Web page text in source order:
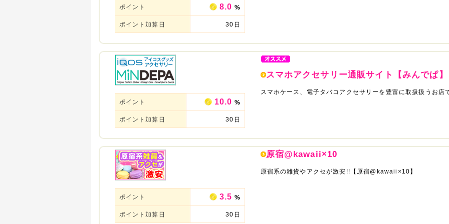
ポイント 8.0 %
ポイント加算日 30日
ポイント 10.0 %
ポイント加算日 30日
スマホアクセサリー通販サイト【みんでぱ】
スマホケース、電子タバコアクセサリーを豊富に取扱扱うお店
ポイント 3.5 %
ポイント加算日 30日
原宿@kawaii×10
原宿系の雑貨やアクセが激安!!【原宿@kawaii×10】